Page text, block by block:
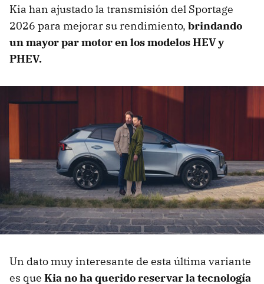
Kia han ajustado la transmisión del Sportage
2026 para mejorar su rendimiento, brindando
un mayor par motor en los modelos HEV y
PHEV.
Un dato muy interesante de esta última variante
es que Kia no ha querido reservar la tecnología